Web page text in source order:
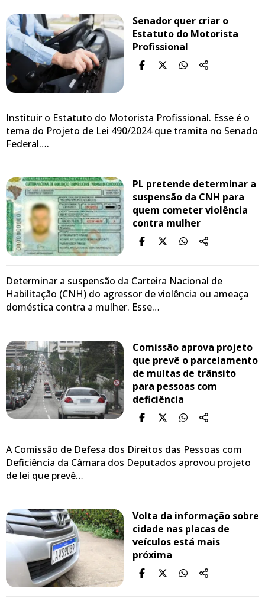
Senador quer criar o
Estatuto do Motorista
Profissional
Instituir o Estatuto do Motorista Profissional. Esse é o
tema do Projeto de Lei 490/2024 que tramita no Senado
Federal….
PL pretende determinar a
suspensão da CNH para
quem cometer violência
contra mulher
Determinar a suspensão da Carteira Nacional de
Habilitação (CNH) do agressor de violência ou ameaça
doméstica contra a mulher. Esse…
Comissão aprova projeto
que prevê o parcelamento
de multas de trânsito
para pessoas com
deficiência
A Comissão de Defesa dos Direitos das Pessoas com
Deficiência da Câmara dos Deputados aprovou projeto
de lei que prevê…
Volta da informação sobre
cidade nas placas de
veículos está mais
próxima